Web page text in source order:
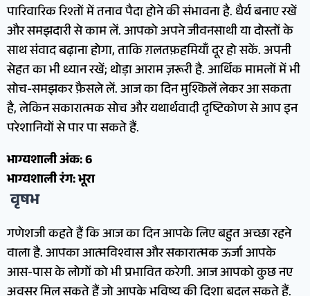
पारिवारिक रिश्तों में तनाव पैदा होने की संभावना है. धैर्य बनाए रखें
और समझदारी से काम लें. आपको अपने जीवनसाथी या दोस्तों के
साथ संवाद बढ़ाना होगा, ताकि ग़लतफ़हमियाँ दूर हो सकें. अपनी
सेहत का भी ध्यान रखें; थोड़ा आराम ज़रूरी है. आर्थिक मामलों में भी
सोच-समझकर फ़ैसले लें. आज का दिन मुश्किलें लेकर आ सकता
है, लेकिन सकारात्मक सोच और यथार्थवादी दृष्टिकोण से आप इन
परेशानियों से पार पा सकते हैं.
भाग्यशाली अंक: 6
भाग्यशाली रंग: भूरा
वृषभ
गणेशजी कहते हैं कि आज का दिन आपके लिए बहुत अच्छा रहने
वाला है. आपका आत्मविश्वास और सकारात्मक ऊर्जा आपके
आस-पास के लोगों को भी प्रभावित करेगी. आज आपको कुछ नए